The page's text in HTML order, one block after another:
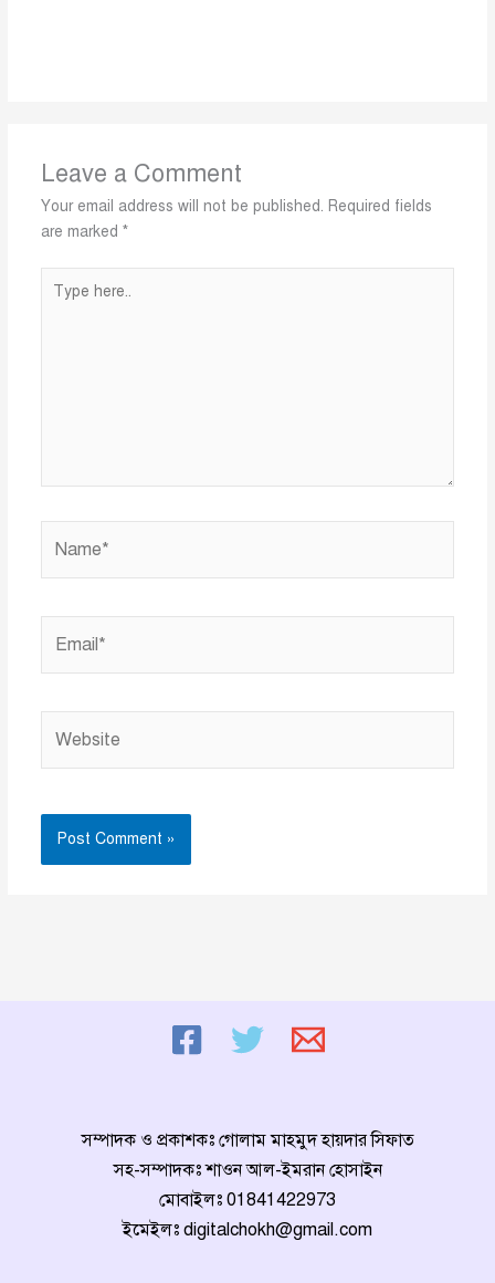
Leave a Comment
Your email address will not be published. Required fields
are marked *
here..
সম্পাদক ও প্রকাশকঃ গোলাম মাহমুদ হায়দার সিফাত
সহ-সম্পাদকঃ শাওন আল-ইমরান হোসাইন
মোবাইলঃ 01841422973
ইমেইলঃ digitalchokh@gmail.com